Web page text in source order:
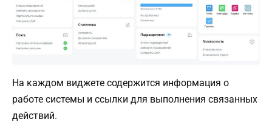
На каждом виджете содержится информация о
работе системы и ссылки для выполнения связанных
действий.